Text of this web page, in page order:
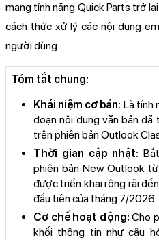
mang tính năng Quick Parts trở
cách thức xử lý các nội dung
người dùng.
Tóm tắt chung:
Khái niệm cơ bản: Là tính
đoạn nội dung văn bản
trên phiên bản Outlook
Thời gian cập nhật:
phiên bản New Outlook
được triển khai rộng rãi
đầu tiên của tháng 7/2026.
Cơ chế hoạt động:Cho
khối thông tin như câu